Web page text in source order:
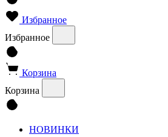
Избранное
Избранное
Корзина
Корзина
НОВИНКИ